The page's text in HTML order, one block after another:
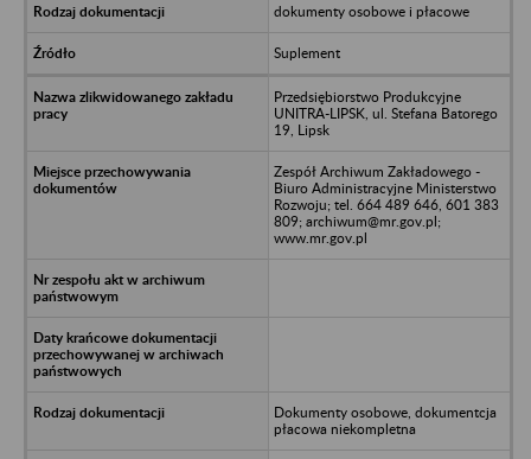
dokumenty osobowe i płacowe
Suplement
Przedsiębiorstwo Produkcyjne
UNITRA-LIPSK, ul. Stefana Batorego
19, Lipsk
Zespół Archiwum Zakładowego -
Biuro Administracyjne Ministerstwo
Rozwoju; tel. 664 489 646, 601 383
809; archiwum@mr.gov.pl;
www.mr.gov.pl
Dokumenty osobowe, dokumentcja
płacowa niekompletna